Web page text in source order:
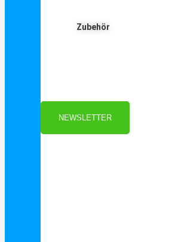
Zubehör
Als Danke schön für Ihre Anmeldung
NEWSLETTER